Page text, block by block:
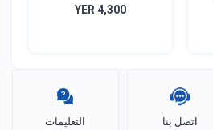
YER 4,300
اتصل بنا التعليمات